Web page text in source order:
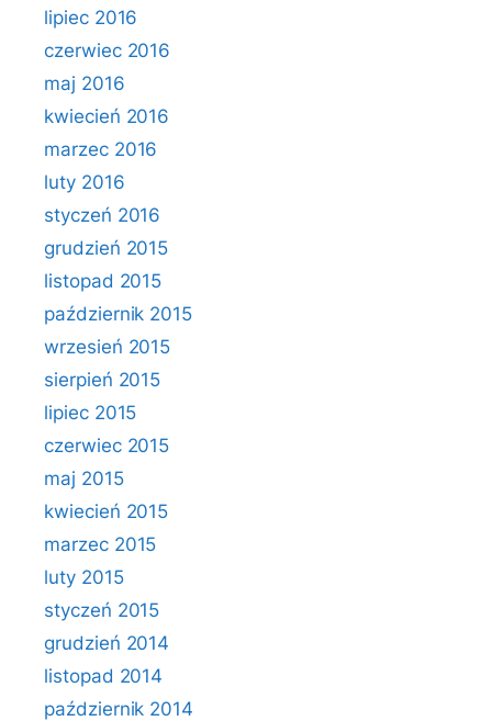
lipiec 2016
czerwiec 2016
maj 2016
kwiecień 2016
marzec 2016
luty 2016
styczeń 2016
grudzień 2015
listopad 2015
październik 2015
wrzesień 2015
sierpień 2015
lipiec 2015
czerwiec 2015
maj 2015
kwiecień 2015
marzec 2015
luty 2015
styczeń 2015
grudzień 2014
listopad 2014
październik 2014